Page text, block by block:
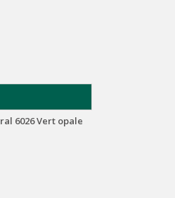
ral 6026 Vert opale